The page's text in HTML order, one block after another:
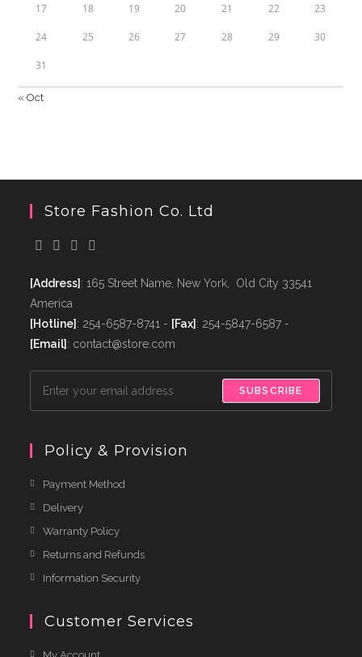
17 18 19 20 21 22 23
24 25 26 27 28 29 30
31
« Oct
Store Fashion Co. Ltd
[Address]: 165 Street Name, New York, Old City 33541
America
[Hotline]: 254-6587-8741 - [Fax]: 254-5847-6587 -
[Email]: contact@store.com
SUBSCRIBE
Policy & Provision
Payment Method
Delivery
Warranty Policy
Returns and Refunds
Information Security
Customer Services
My Account